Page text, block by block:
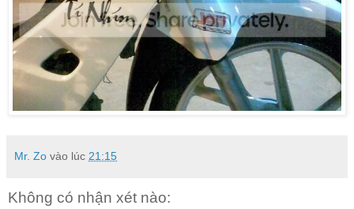
Mr. Zo vào lúc 21:15
Không có nhận xét nào: